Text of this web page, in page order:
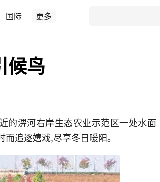
国际 更多
候鸟
的淠河右岸生态农业示范区一处水面
追逐嬉戏,尽享冬日暖阳。